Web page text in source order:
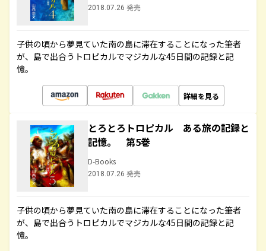
2018.07.26 発売
子供の頃から夢見ていた南の島に滞在することになった筆者
が、島で出合うトロピカルでマジカルな45日間の記録と記
憶。
詳細を見る
とろとろトロピカル ある旅の記録と
記憶。 第5巻
D-Books
2018.07.26 発売
子供の頃から夢見ていた南の島に滞在することになった筆者
が、島で出合うトロピカルでマジカルな45日間の記録と記
憶。